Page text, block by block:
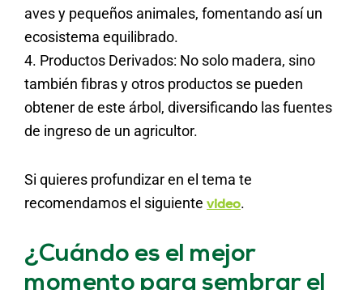
aves y pequeños animales, fomentando así un
ecosistema equilibrado.
4. Productos Derivados: No solo madera, sino
también fibras y otros productos se pueden
obtener de este árbol, diversificando las fuentes
de ingreso de un agricultor.
Si quieres profundizar en el tema te
recomendamos el siguiente video.
¿Cuándo es el mejor
momento para sembrar el